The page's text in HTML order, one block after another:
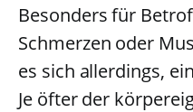
Besonders für
Schmerzen oder
es sich allerdings,
Je öfter der